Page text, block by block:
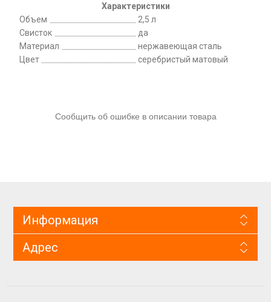
Характеристики
Объем
2,5 л
Свисток
да
Материал
нержавеющая сталь
Цвет
серебристый матовый
Сообщить об ошибке в описании товара
Информация
Адрес